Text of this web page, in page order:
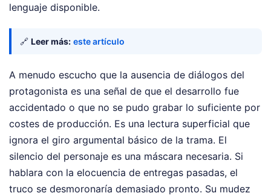
lenguaje disponible.
🔗 Leer más: este artículo
A menudo escucho que la ausencia de diálogos del
protagonista es una señal de que el desarrollo fue
accidentado o que no se pudo grabar lo suficiente por
costes de producción. Es una lectura superficial que
ignora el giro argumental básico de la trama. El
silencio del personaje es una máscara necesaria. Si
hablara con la elocuencia de entregas pasadas, el
truco se desmoronaría demasiado pronto. Su mudez